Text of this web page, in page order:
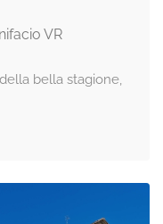
VR
bella stagione,